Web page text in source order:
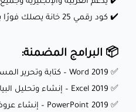
✔️ كود رقمي 25 خانة يصلك فورًا بعد الدفع
📦 البرامج المضمنة:
✅ Word 2019 – كتابة وتحرير المستندات
✅ Excel 2019 – إنشاء وتحليل البيانات والجداول
✅ PowerPoint 2019 – إنشاء عروض تقديمية احترافية